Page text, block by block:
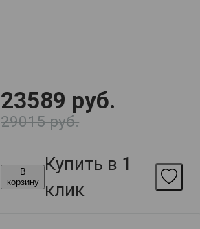
23589 руб.
29015 руб.
В
корзину
Купить в 1
клик